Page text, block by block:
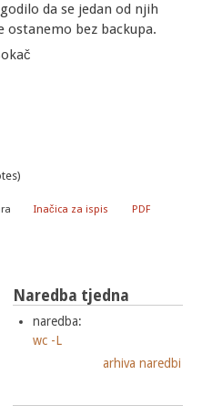
da se jedan od njih
ostanemo bez backupa.
Inačica za ispis
PDF
Naredba tjedna
naredba:
wc -L
arhiva naredbi